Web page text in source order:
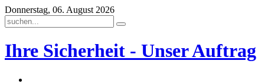
Donnerstag, 06. August 2026
Ihre Sicherheit - Unser Auftrag